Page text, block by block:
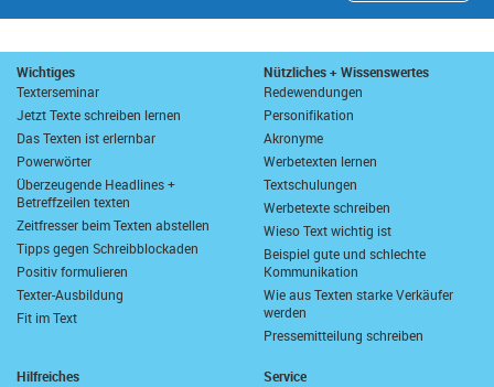
Wichtiges
Texterseminar
Jetzt Texte schreiben lernen
Das Texten ist erlernbar
Powerwörter
Überzeugende Headlines +
Betreffzeilen texten
Zeitfresser beim Texten abstellen
Tipps gegen Schreibblockaden
Positiv formulieren
Texter-Ausbildung
Fit im Text
Nützliches + Wissenswertes
Redewendungen
Personifikation
Akronyme
Werbetexten lernen
Textschulungen
Werbetexte schreiben
Wieso Text wichtig ist
Beispiel gute und schlechte
Kommunikation
Wie aus Texten starke Verkäufer
werden
Pressemitteilung schreiben
Hilfreiches
Service